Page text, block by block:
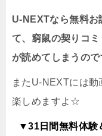
U-NEXTなら無料お
て、窮鼠の契りコ
が読めてしまうので
またU-NEXTには
楽しめますよ☆
▼31日間無料体験